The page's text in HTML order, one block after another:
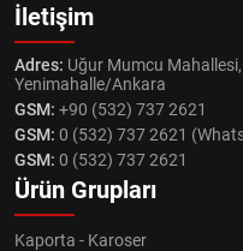
İletişim
Adres: Uğur Mumcu
Yenimahalle/Ankara
GSM: +90 (532) 737 2621
GSM: 0 (532) 737 2621
GSM: 0 (532) 737 2621
Ürün Grupları
Kaporta - Karoser